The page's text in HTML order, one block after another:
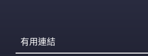
有用連結